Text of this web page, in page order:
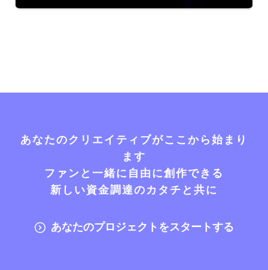
あなたのクリエイティブがここから始まり
ます
ファンと一緒に自由に創作できる
新しい資金調達のカタチと共に
あなたのプロジェクトをスタートする